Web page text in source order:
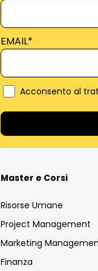
EMAIL*
Acconsento al
Master e Corsi
Risorse Umane
Project Management
Marketing
Finanza